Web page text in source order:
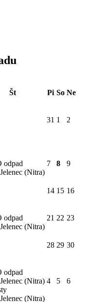
Št Pi So Ne
31 1 2
odpad
Jelenec (Nitra)
7 8 9
14 15 16
odpad
Jelenec (Nitra)
21 22 23
28 29 30
odpad
Jelenec (Nitra)
Jelenec (Nitra)
4 5 6